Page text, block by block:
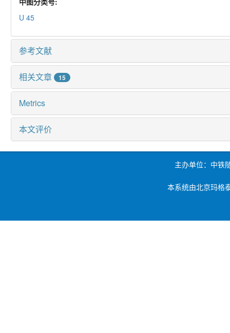
U 45
参考文献
相关文章 15
Metrics
本文评价
主办单位：中铁
本系统由北京玛格